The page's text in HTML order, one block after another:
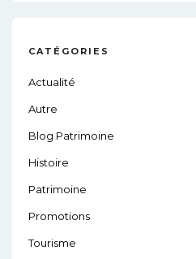
CATÉGORIES
Actualité
Autre
Blog Patrimoine
Histoire
Patrimoine
Promotions
Tourisme